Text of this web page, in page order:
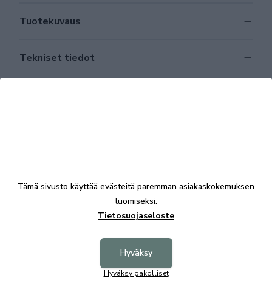
Tuotekuvaus
Tekniset tiedot
Tämä sivusto käyttää evästeitä paremman asiakaskokemuksen
luomiseksi.
Tietosuojaseloste
Hyväksy
Hyväksy pakolliset